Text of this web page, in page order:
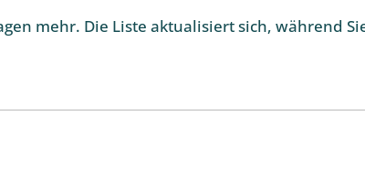
mehr. Die Liste aktualisiert sich, während